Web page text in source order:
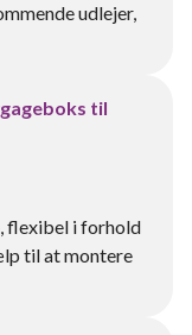
udlejer,
til
flexibel i forhold
til at montere